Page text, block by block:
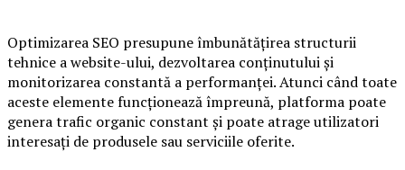
Optimizarea SEO presupune îmbunătățirea structurii
tehnice a website-ului, dezvoltarea conținutului și
monitorizarea constantă a performanței. Atunci când toate
aceste elemente funcționează împreună, platforma poate
genera trafic organic constant și poate atrage utilizatori
interesați de produsele sau serviciile oferite.